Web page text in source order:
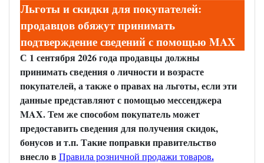
Льготы и скидки для покупателей:
продавцов обяжут принимать
подтверждение сведений с помощью MAX
С 1 сентября 2026 года продавцы должны
принимать сведения о личности и возрасте
покупателей, а также о правах на льготы, если эти
данные представляют с помощью мессенджера
MAX. Тем же способом покупатель может
предоставить сведения для получения скидок,
бонусов и т.п. Такие поправки правительство
внесло в Правила розничной продажи товаров.